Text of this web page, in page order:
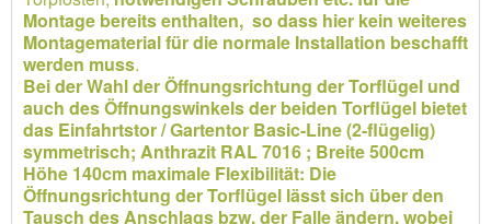
Montage bereits enthalten, so dass hier kein weiteres
Montagematerial für die normale Installation beschafft
werden muss.
Bei der Wahl der Öffnungsrichtung der Torflügel und
auch des Öffnungswinkels der beiden Torflügel bietet
das Einfahrtstor / Gartentor Basic-Line (2-flügelig)
symmetrisch; Anthrazit RAL 7016 ; Breite 500cm
Höhe 140cm maximale Flexibilität: Die
Öffnungsrichtung der Torflügel lässt sich über den
Tausch des Anschlags bzw. der Falle ändern, wobei